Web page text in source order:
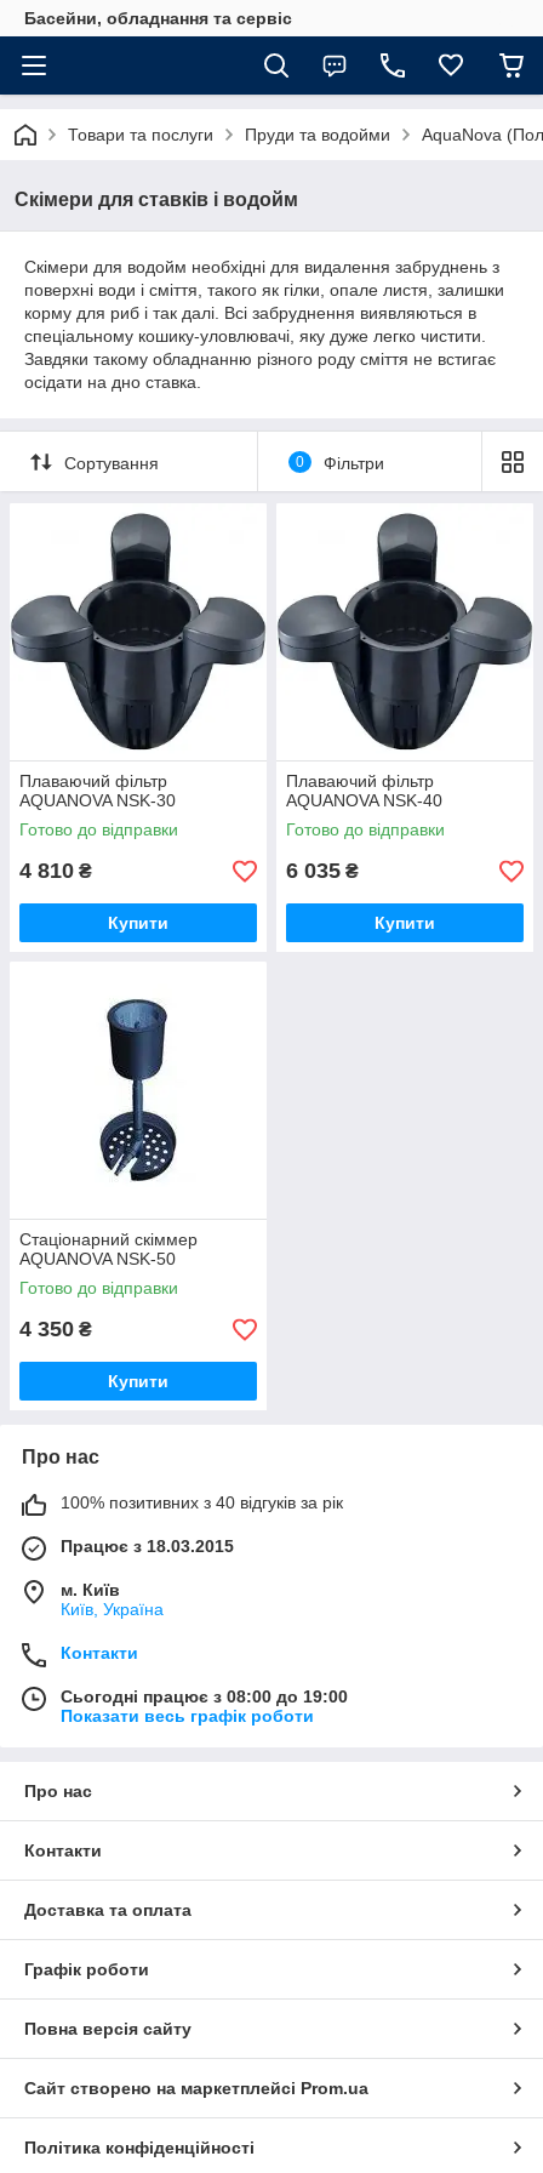
Басейни, обладнання та сервіс
Товари та послуги Пруди та водойми AquaNova
Скімери для ставків і водойм
Скімери для водойм необхідні для видалення забруднень з
поверхні води і сміття, такого як гілки, опале листя, залишки
корму для риб і так далі. Всі забруднення виявляються в
спеціальному кошику-уловлювачі, яку дуже легко чистити.
Завдяки такому обладнанню різного роду сміття не встигає
осідати на дно ставка.
Сортування 0 Фільтри
Плаваючий фільтр
AQUANOVA NSK-30
Готово до відправки
4 810 ₴
Купити
Плаваючий фільтр
AQUANOVA NSK-40
Готово до відправки
6 035 ₴
Купити
Стаціонарний скіммер
AQUANOVA NSK-50
Готово до відправки
4 350 ₴
Купити
Про нас
100% позитивних з 40 відгуків за рік
Працює з 18.03.2015
м. Київ
Київ, Україна
Контакти
Сьогодні працює з 08:00 до 19:00
Показати весь графік роботи
Про нас
Контакти
Доставка та оплата
Графік роботи
Повна версія сайту
Сайт створено на маркетплейсі Prom.ua
Політика конфіденційності